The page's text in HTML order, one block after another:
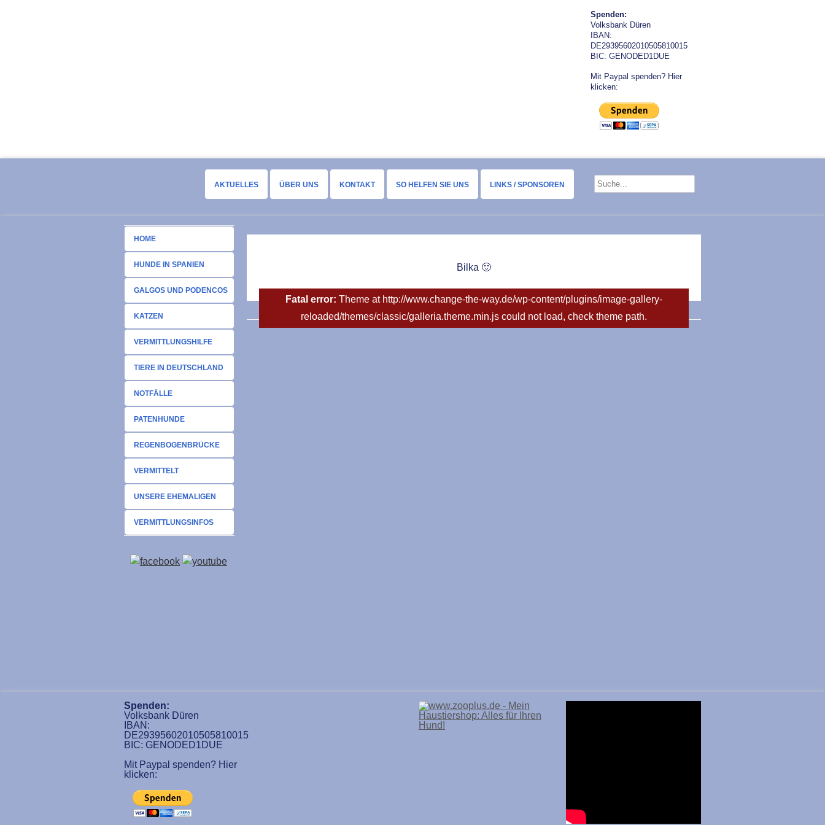
Spenden:
Volksbank Düren
IBAN:
DE29395602010505810015
BIC: GENODED1DUE
Mit Paypal spenden? Hier
klicken:
AKTUELLES ÜBER UNS KONTAKT SO HELFEN SIE UNS LINKS / SPONSOREN
HOME
HUNDE IN SPANIEN
GALGOS UND PODENCOS
KATZEN
VERMITTLUNGSHILFE
TIERE IN DEUTSCHLAND
NOTFÄLLE
PATENHUNDE
REGENBOGENBRÜCKE
VERMITTELT
UNSERE EHEMALIGEN
VERMITTLUNGSINFOS
Bilka 🙂
Fatal error: Theme at http://www.change-the-way.de/wp-content/plugins/image-gallery-
reloaded/themes/classic/galleria.theme.min.js could not load, check theme path.
Spenden:
Volksbank Düren
IBAN:
DE29395602010505810015
BIC: GENODED1DUE
Mit Paypal spenden? Hier
klicken: